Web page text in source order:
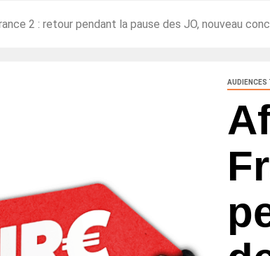
2 : retour pendant la pause des JO, nouveau
AUDIENCES